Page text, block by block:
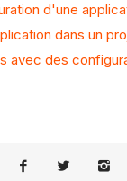
d'une
dans un
avec des